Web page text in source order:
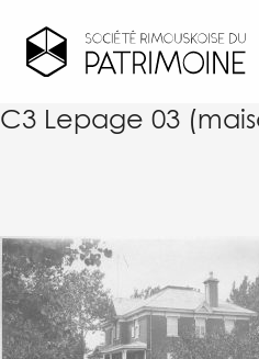
C3 Lepage 03